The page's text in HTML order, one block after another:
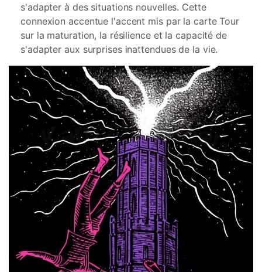
s'adapter à des situations nouvelles. Cette
connexion accentue l'accent mis par la carte Tour
sur la maturation, la résilience et la capacité de
s'adapter aux surprises inattendues de la vie.